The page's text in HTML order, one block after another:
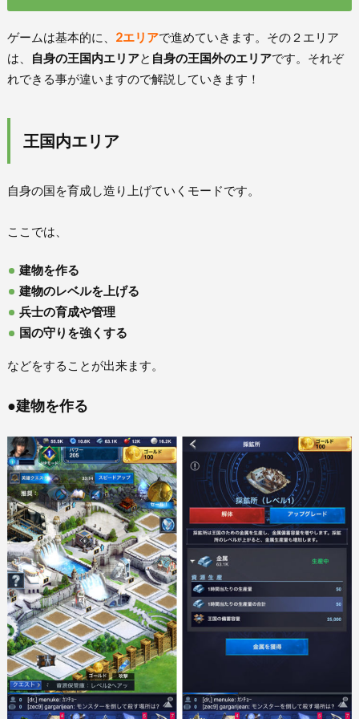
ゲームは基本的に、 2エリアで進めていきます。その２エリア
は、
自身の王国内エリアと 自身の王国外のエリアです。それぞ
れできる事が違いますので解説していきます！
王国内エリア
自身の国を育成し造り上げていくモードです。
ここでは、
建物を作る
建物のレベルを上げる
兵士の育成や管理
国の守りを強くする
などをすることが出来ます。
●建物を作る